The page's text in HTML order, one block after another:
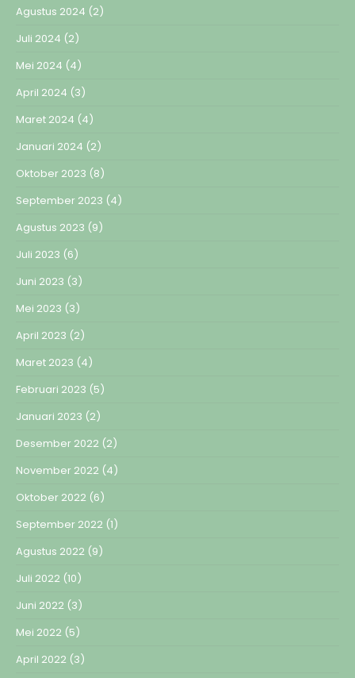
Agustus 2024 (2)
Juli 2024 (2)
Mei 2024 (4)
April 2024 (3)
Maret 2024 (4)
Januari 2024 (2)
Oktober 2023 (8)
September 2023 (4)
Agustus 2023 (9)
Juli 2023 (6)
Juni 2023 (3)
Mei 2023 (3)
April 2023 (2)
Maret 2023 (4)
Februari 2023 (5)
Januari 2023 (2)
Desember 2022 (2)
November 2022 (4)
Oktober 2022 (6)
September 2022 (1)
Agustus 2022 (9)
Juli 2022 (10)
Juni 2022 (3)
Mei 2022 (5)
April 2022 (3)